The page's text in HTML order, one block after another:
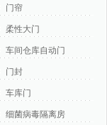
门帘
柔性大门
车间仓库自动门
门封
车库门
细菌病毒隔离房